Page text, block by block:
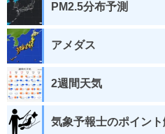
PM2.5分布予測
アメダス
2週間天気
気象予報士のポイン